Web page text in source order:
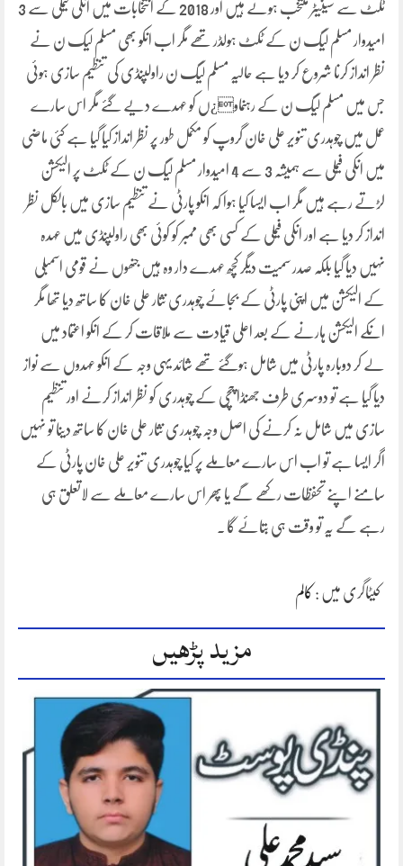
ٹکٹ سے سینیٹر منتخب ہوئے ہیں اور 2018 کے انتخابات میں انکی فیملی سے 3
امیدوار مسلم لیگ ن کے ٹکٹ ہولڈر تھے مگر اب انکو بھی مسلم لیک ن نے
نظر انداز کرنا شروع کر دیا ہے حالیہ مسلم لیگ ن راولپنڈی کی تنظیم سازی ہوئی
جس میں مسلم لیگ ن کے رہنماو¿ں کو عہدے دیے گئے مگر اس سارے
عمل میں چوہدری تنویر علی خان گروپ کو مکمل طور پر نظر انداز کیا گیا ہے کئی ماضی
میں انکی فیملی سے ہمیشہ 3 سے 4 امیدوار مسلم لیگ ن کے ٹکٹ پر الیکشن
لڑتے رہے ہیں مگر اب ایسا کیا ہوا کہ انکو پارٹی نے تنظیم سازی میں بالکل نظر
انداز کر دیا ہے اور انکی فیملی کے کسی بھی ممبر کو کوئی بھی راولپنڈی میں عہدہ
نہیں دیا گیا بلکہ صدر سمیت دیگر کچھ عہدے دار وہ ہیں جنھوں نے قومی اسمبلی
کے الیکشن میں اپنی پارٹی کے بجائے چوہدری نثار علی خان کا ساتھ دیا تھا مگر
انکے الیکشن ہارنے کے بعد اعلی قیادت سے ملاقات کر کے انکو اعتماد میں
لے کر دوبارہ پارٹی میں شامل ہوگئے تھے شائد یہی وجہ کے انکو عہدوں سے نواز
دیا گیا ہے تو دوسری طرف جھنڈا چچی کے چوہدری کو نظر انداز کرنے اور تنظیم
سازی میں شامل نہ کرنے کی اصل وجہ چوہدری نثار علی خان کا ساتھ دینا تو نہیں
اگر ایسا ہے تو اب اس سارے معاملے پر کیا چوہدری تنویر علی خان پارٹی کے
سامنے اپنے تحفظات رکھے گے یا پھر اس سارے معاملے سے لاتعلق ہی
رہے گے یہ تو وقت ہی بتائے گا ۔
کیٹاگری میں : کالم
مزید پڑھیں